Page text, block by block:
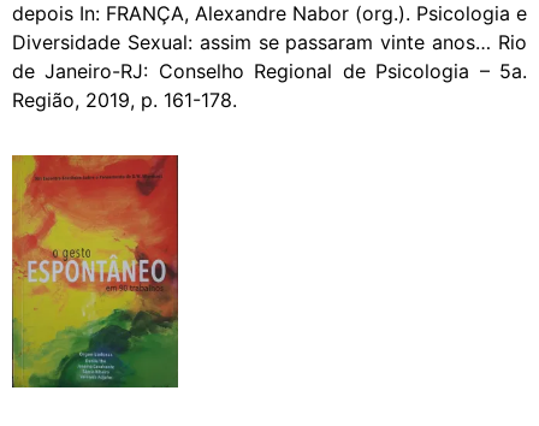
depois In: FRANÇA, Alexandre Nabor (org.). Psicologia e
Diversidade Sexual: assim se passaram vinte anos… Rio
de Janeiro-RJ: Conselho Regional de Psicologia – 5a.
Região, 2019, p. 161-178.